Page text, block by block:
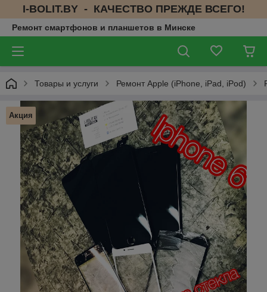
I-BOLIT.BY - КАЧЕСТВО ПРЕЖДЕ ВСЕГО!
Ремонт смартфонов и планшетов в Минске
Товары и услуги Ремонт Apple (iPhone, iPad, iPod)
Акция